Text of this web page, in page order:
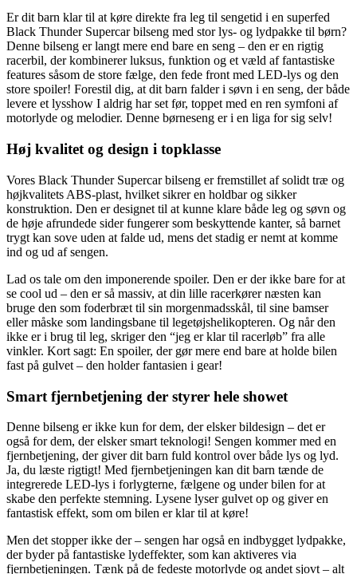
Er dit barn klar til at køre direkte fra leg til sengetid i en superfed
Black Thunder Supercar bilseng med stor lys- og lydpakke til børn?
Denne bilseng er langt mere end bare en seng – den er en rigtig
racerbil, der kombinerer luksus, funktion og et væld af fantastiske
features såsom de store fælge, den fede front med LED-lys og den
store spoiler! Forestil dig, at dit barn falder i søvn i en seng, der både
levere et lysshow I aldrig har set før, toppet med en ren symfoni af
motorlyde og melodier. Denne børneseng er i en liga for sig selv!
Høj kvalitet og design i topklasse
Vores Black Thunder Supercar bilseng er fremstillet af solidt træ og
højkvalitets ABS-plast, hvilket sikrer en holdbar og sikker
konstruktion. Den er designet til at kunne klare både leg og søvn og
de høje afrundede sider fungerer som beskyttende kanter, så barnet
trygt kan sove uden at falde ud, mens det stadig er nemt at komme
ind og ud af sengen.
Lad os tale om den imponerende spoiler. Den er der ikke bare for at
se cool ud – den er så massiv, at din lille racerkører næsten kan
bruge den som foderbræt til sin morgenmadsskål, til sine bamser
eller måske som landingsbane til legetøjshelikopteren. Og når den
ikke er i brug til leg, skriger den “jeg er klar til racerløb” fra alle
vinkler. Kort sagt: En spoiler, der gør mere end bare at holde bilen
fast på gulvet – den holder fantasien i gear!
Smart fjernbetjening der styrer hele showet
Denne bilseng er ikke kun for dem, der elsker bildesign – det er
også for dem, der elsker smart teknologi! Sengen kommer med en
fjernbetjening, der giver dit barn fuld kontrol over både lys og lyd.
Ja, du læste rigtigt! Med fjernbetjeningen kan dit barn tænde de
integrerede LED-lys i forlygterne, fælgene og under bilen for at
skabe den perfekte stemning. Lysene lyser gulvet op og giver en
fantastisk effekt, som om bilen er klar til at køre!
Men det stopper ikke der – sengen har også en indbygget lydpakke,
der byder på fantastiske lydeffekter, som kan aktiveres via
fjernbetjeningen. Tænk på de fedeste motorlyde og andet sjovt – alt